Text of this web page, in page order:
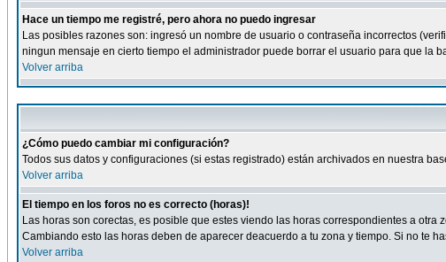
Hace un tiempo me registré, pero ahora no puedo ingresar
Las posibles razones son: ingresó un nombre de usuario o contraseña incorrectos
ningun mensaje en cierto tiempo el administrador puede borrar el usuario para que la
Volver arriba
¿Cómo puedo cambiar mi configuración?
Todos sus datos y configuraciones (si estas registrado) están archivados en nuestra
Volver arriba
El tiempo en los foros no es correcto (horas)!
Las horas son corectas, es posible que estes viendo las horas correspondientes a
Cambiando esto las horas deben de aparecer deacuerdo a tu zona y tiempo. Si no te
Volver arriba